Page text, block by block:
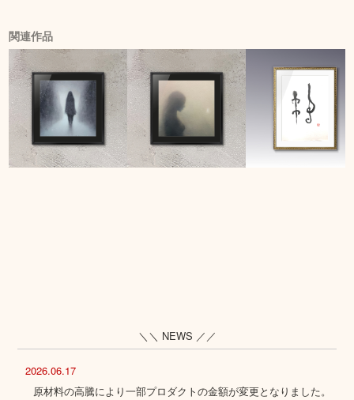
関連作品
＼＼ NEWS ／／
2026.06.17
原材料の高騰により一部プロダクトの金額が変更となりました。